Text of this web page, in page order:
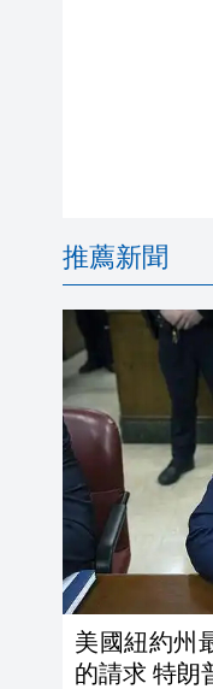
推薦新聞
美國紐約州
的請求 特朗